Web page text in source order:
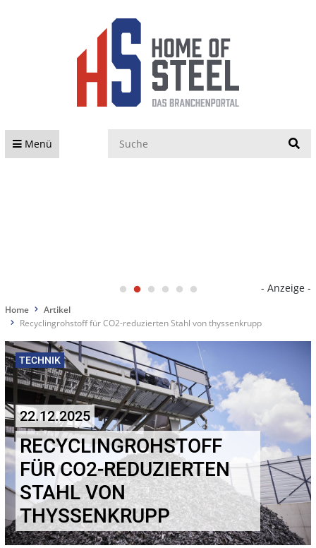
Menü
- Anzeige -
Home
Artikel
Recyclingrohstoff für CO2-reduzierten Stahl von thyssenkrupp
TECHNIK
22.12.2025
RECYCLINGROHSTOFF
FÜR CO2-REDUZIERTEN
STAHL VON
THYSSENKRUPP